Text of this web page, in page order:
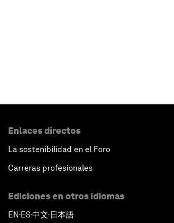
Enlaces directos
La sostenibilidad en el Foro
Carreras profesionales
Ediciones en otros idiomas
EN▪ES▪中文▪ 日本語